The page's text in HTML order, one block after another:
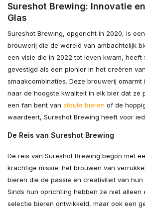
Sureshot Brewing: Innovatie
Glas
Sureshot Brewing, opgericht in 2020, is
brouwerij die de wereld van ambachtelijk
een visie die in 2022 tot leven kwam, heeft
gevestigd als een pionier in het creëren
smaakcombinaties. Deze brouwerij
naar de hoogste kwaliteit in elk bier dat ze
een fan bent van stoute bieren of de
waardeert, Sureshot Brewing heeft voor
De Reis van Sureshot Brewing
De reis van Sureshot Brewing begon met
krachtige missie: het brouwen van
bieren die de passie en creativiteit van hun
Sinds hun oprichting hebben ze niet alleen
selectie bieren ontwikkeld, maar ook een